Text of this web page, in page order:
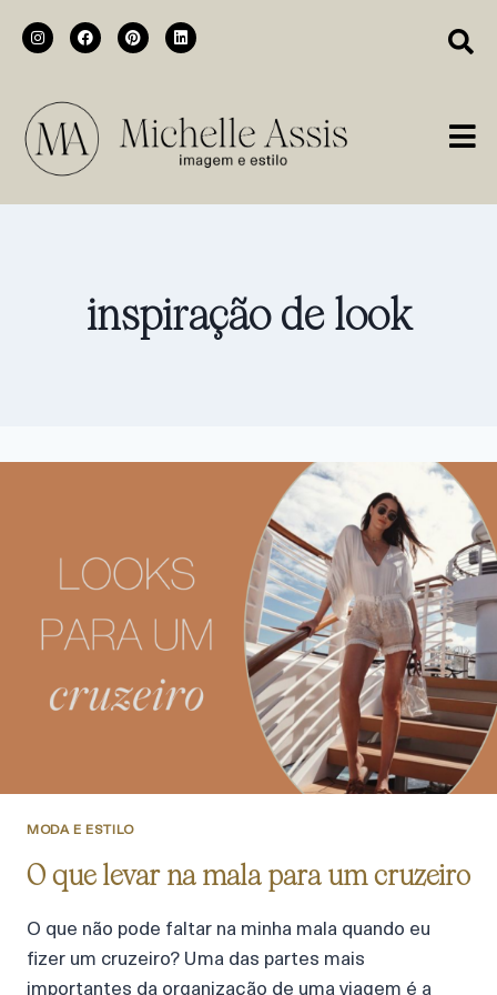
inspiração de look
MODA E ESTILO
O que levar na mala para um cruzeiro
O que não pode faltar na minha mala quando eu
fizer um cruzeiro? Uma das partes mais
importantes da organização de uma viagem é a